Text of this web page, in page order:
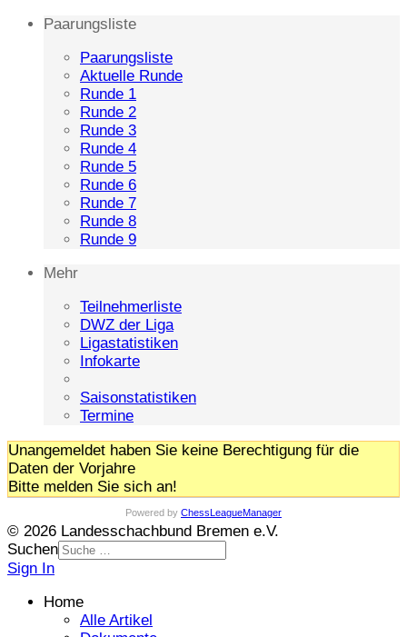
Paarungsliste
Paarungsliste
Aktuelle Runde
Runde 1
Runde 2
Runde 3
Runde 4
Runde 5
Runde 6
Runde 7
Runde 8
Runde 9
Mehr
Teilnehmerliste
DWZ der Liga
Ligastatistiken
Infokarte
Saisonstatistiken
Termine
Unangemeldet haben Sie keine Berechtigung für die
Daten der Vorjahre
Bitte melden Sie sich an!
Powered by ChessLeagueManager
© 2026 Landesschachbund Bremen e.V.
Suchen
Sign In
Home
Alle Artikel